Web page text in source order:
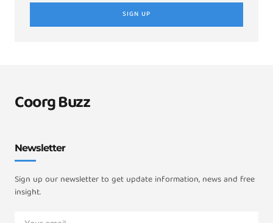
SIGN UP
Coorg Buzz
Newsletter
Sign up our newsletter to get update information, news and free
insight.